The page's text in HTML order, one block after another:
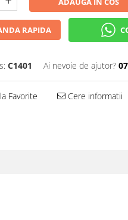
RAPIDA
C1401 Ai nevoie de ajutor?
Favorite Cere informatii